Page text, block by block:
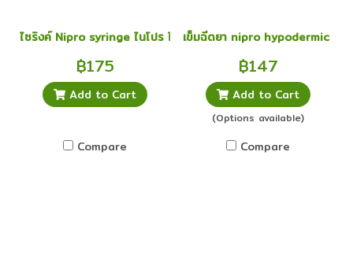
ไซริงค์ Nipro syringe ไนโปร ไซริ้ง ขนาด 3 ml
฿175
Add to Cart
Compare
เข็มฉีดยา nipro hypodermic
฿147
Add to Cart
(Options available)
Compare